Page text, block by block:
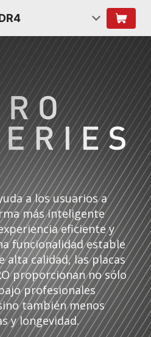
a los usuarios a
más inteligente
eficiente y
funcionalidad estable
alta calidad, las placas
proporcionan no sólo
profesionales
también menos
y longevidad.